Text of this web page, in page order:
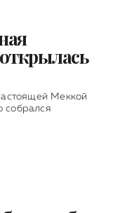
Меккой
собрался